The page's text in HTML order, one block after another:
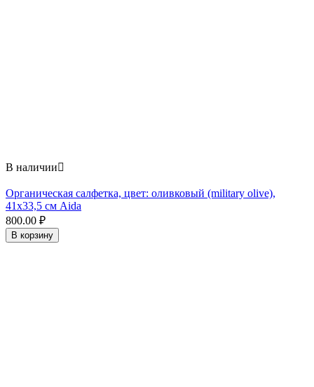
В наличии
Органическая салфетка, цвет: оливковый (military olive),
41x33,5 см Aida
800.00 ₽
В корзину